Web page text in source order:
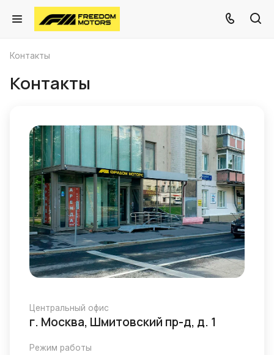
Контакты
Контакты
Центральный офис
г. Москва, Шмитовский пр-д, д. 1
Режим работы